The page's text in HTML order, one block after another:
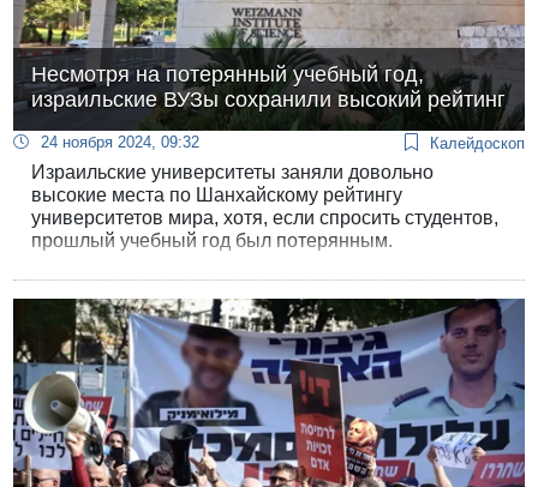
Несмотря на потерянный учебный год,
израильские ВУЗы сохранили высокий рейтинг
24 ноября 2024, 09:32 Калейдоскоп
Израильские университеты заняли довольно
высокие места по Шанхайскому рейтингу
университетов мира, хотя, если спросить студентов,
прошлый учебный год был потерянным.